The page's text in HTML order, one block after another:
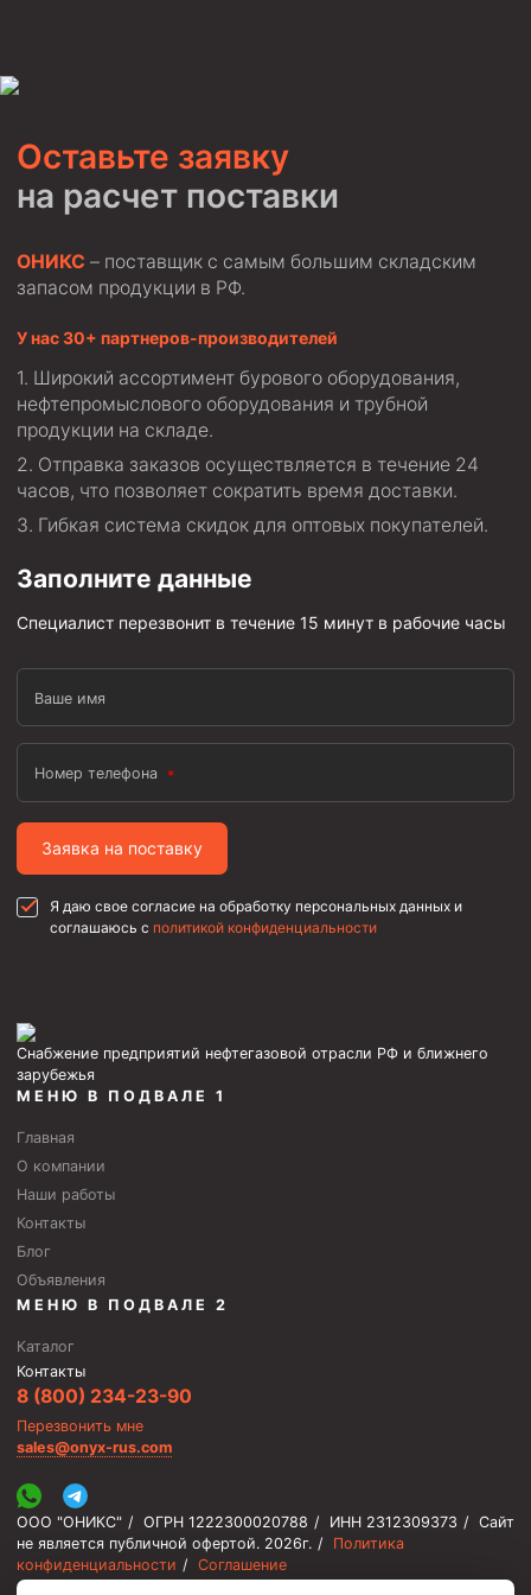
Фрезеры торцевые с фрезерующей воронкой и с
заводным зубом
Фрезеры стартово-оконные
Печати свинцовые
Калибраторы расширители
Фрезеры Барракуда
Клинья — отклонители
Колокола ловильные
Быстроразъёмные соединения (БРС)
Стропы канатные
Стропы цепные
Элементы линии обвязки
Оставьте заявку
на расчет поставки
ОНИКС – поставщик с самым большим складским
запасом продукции в РФ.
У нас 30+ партнеров-производителей
Широкий ассортимент бурового оборудования,
нефтепромыслового оборудования и трубной
продукции на складе.
Отправка заказов осуществляется в течение 24
часов, что позволяет сократить время доставки.
Гибкая система скидок для оптовых покупателей.
Заполните данные
Специалист перезвонит в течение 15 минут в рабочие часы
Ваше имя
Номер телефона
Заявка на поставку
Я даю свое согласие на обработку персональных данных и
соглашаюсь с политикой конфиденциальности
Снабжение предприятий нефтегазовой отрасли РФ и ближнего
зарубежья
МЕНЮ В ПОДВАЛЕ 1
Главная
О компании
Наши работы
Контакты
Блог
Объявления
МЕНЮ В ПОДВАЛЕ 2
Каталог
Контакты
8 (800) 234-23-90
Перезвонить мне
sales@onyx-rus.com
ООО "ОНИКС" / ОГРН 1222300020788 / ИНН 2312309373 / Сайт
не является публичной офертой. 2026г. /
Политика
конфиденциальности / Соглашение